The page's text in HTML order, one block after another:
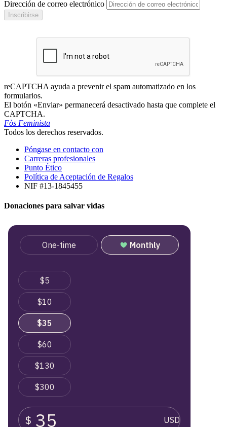
Dirección de correo electrónico
Inscribirse
reCAPTCHA ayuda a prevenir el spam automatizado en los
formularios.
El botón «Enviar» permanecerá desactivado hasta que complete el
CAPTCHA.
Fòs Feminista
Todos los derechos reservados.
Póngase en contacto con
Carreras profesionales
Punto Ético
Política de Aceptación de Regalos
NIF #13-1845455
Donaciones para salvar vidas